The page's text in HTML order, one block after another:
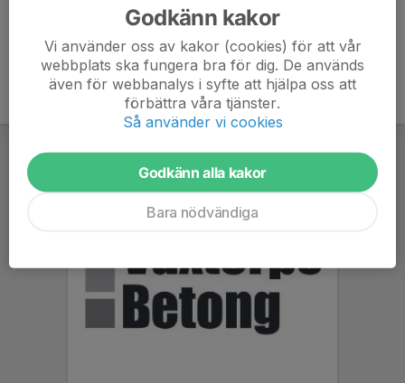
Godkänn kakor
Vi använder oss av kakor (cookies) för att vår
webbplats ska fungera bra för dig. De används
även för webbanalys i syfte att hjälpa oss att
förbättra våra tjänster.
Så använder vi cookies
Godkänn alla kakor
Bara nödvändiga